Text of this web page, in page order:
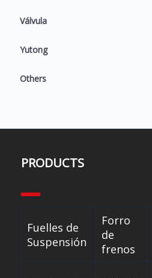
Válvula
Yutong
Others
PRODUCTS
Fuelles de
Suspensión
Forro
de
frenos